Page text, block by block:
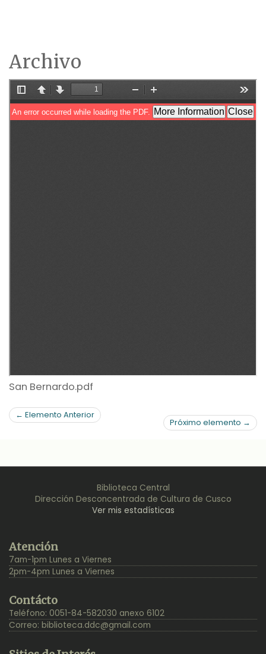
Archivo
San Bernardo.pdf
← Elemento Anterior
Próximo elemento →
Biblioteca Central
Dirección Desconcentrada de Cultura de Cusco
Ver mis estadísticas
Top
Atención
7am-1pm Lunes a Viernes
2pm-4pm Lunes a Viernes
Contácto
Teléfono: 0051-84-582030 anexo 6102
Correo: biblioteca.ddc@gmail.com